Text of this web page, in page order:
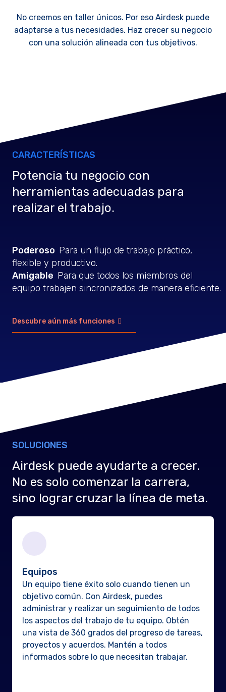
No creemos en taller únicos. Por eso Airdesk puede
adaptarse a tus necesidades. Haz crecer su negocio
con una solución alineada con tus objetivos.
CARACTERÍSTICAS
Potencia tu negocio con
herramientas adecuadas para
realizar el trabajo.
Poderoso Para un flujo de trabajo práctico,
flexible y productivo.
Amigable Para que todos los miembros del
equipo trabajen sincronizados de manera eficiente.
Descubre aún más funciones
SOLUCIONES
Airdesk puede ayudarte a crecer.
No es solo comenzar la carrera,
sino lograr cruzar la línea de meta.
Equipos
Un equipo tiene éxito solo cuando tienen un
objetivo común. Con Airdesk, puedes
administrar y realizar un seguimiento de todos
los aspectos del trabajo de tu equipo. Obtén
una vista de 360 grados del progreso de tareas,
proyectos y acuerdos. Mantén a todos
informados sobre lo que necesitan trabajar.